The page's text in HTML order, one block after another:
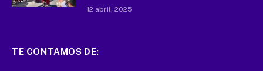
12 abril, 2025
TE CONTAMOS DE: